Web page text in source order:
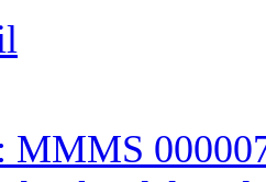
MMMS